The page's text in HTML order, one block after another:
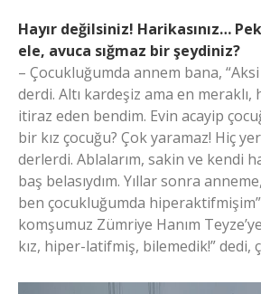
Hayır değilsiniz! Harikasınız…
ele, avuca sığmaz bir şeydiniz?
– Çocukluğumda annem bana,
derdi. Altı kardeşiz ama en meraklı,
itiraz eden bendim. Evin acayip
bir kız çocuğu? Çok yaramaz! Hiç
derlerdi. Ablalarım, sakin ve kendi
baş belasıydım. Yıllar sonra
ben çocukluğumda
komşumuz Zümriye Hanım
kız, hiper-latifmiş, bilemedik!” dedi,